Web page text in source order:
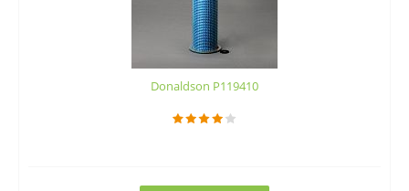
Donaldson P119410